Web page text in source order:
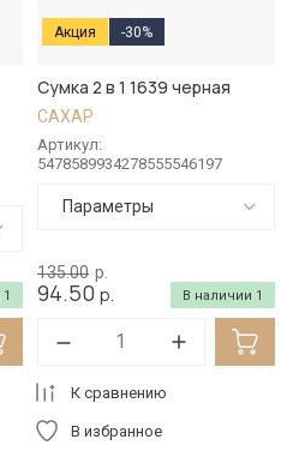
1
Акция -30%
Сумка 2 в 1 1639 черная
САХАР
Артикул:
5478589934278555546197
Параметры
В наличии 1
135.00 р.
94.50 р.
К сравнению
В избранное